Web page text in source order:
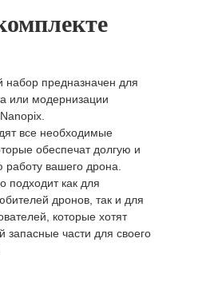
набор предназначен для
или модернизации
все необходимые
обеспечат долгую и
вашего дрона.
подходит как для
дронов, так и для
которые хотят
запасные части для своего